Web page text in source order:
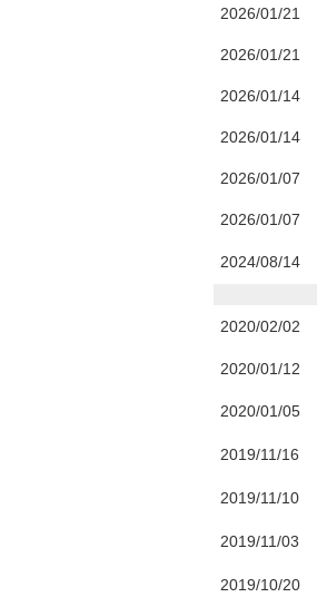
2026/01/21
2026/01/21
2026/01/14
2026/01/14
2026/01/07
2026/01/07
2024/08/14
2020/02/02
2020/01/12
2020/01/05
2019/11/16
2019/11/10
2019/11/03
2019/10/20